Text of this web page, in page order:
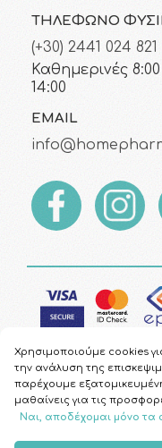
ΤΗΛΈΦΩΝΟ
(+30) 2441 024 821
Καθημερινές
14:00
EMAIL
Copyright ©
Χρησιμοποιούμε cookies
την ανάλυση της
παρέχουμε
μαθαίνεις για τις
Ναι, αποδέχομαι μόνο τα